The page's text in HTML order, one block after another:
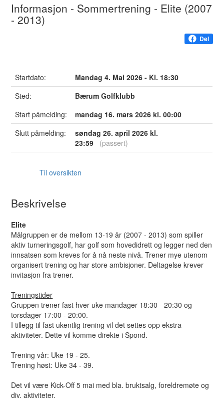
Informasjon - Sommertrening - Elite (2007
- 2013)
Del
Startdato:
Mandag 4. Mai 2026 - Kl. 18:30
Sted:
Bærum Golfklubb
Start påmelding:
mandag 16. mars 2026 kl. 00:00
Slutt påmelding:
søndag 26. april 2026 kl.
23:59 (passert)
Til oversikten
Beskrivelse
Elite
Målgruppen er de mellom 13-19 år (2007 - 2013) som spiller
aktiv turneringsgolf, har golf som hovedidrett og legger ned den
innsatsen som kreves for å nå neste nivå. Trener mye utenom
organisert trening og har store ambisjoner. Deltagelse krever
invitasjon fra trener.
Treningstider
Gruppen trener fast hver uke mandager 18:30 - 20:30 og
torsdager 17:00 - 20:00.
I tillegg til fast ukentlig trening vil det settes opp ekstra
aktiviteter. Dette vil komme direkte i Spond.
Trening vår: Uke 19 - 25.
Trening høst: Uke 34 - 39.
Det vil være Kick-Off 5 mai med bla. bruktsalg, foreldremøte og
div. aktiviteter.